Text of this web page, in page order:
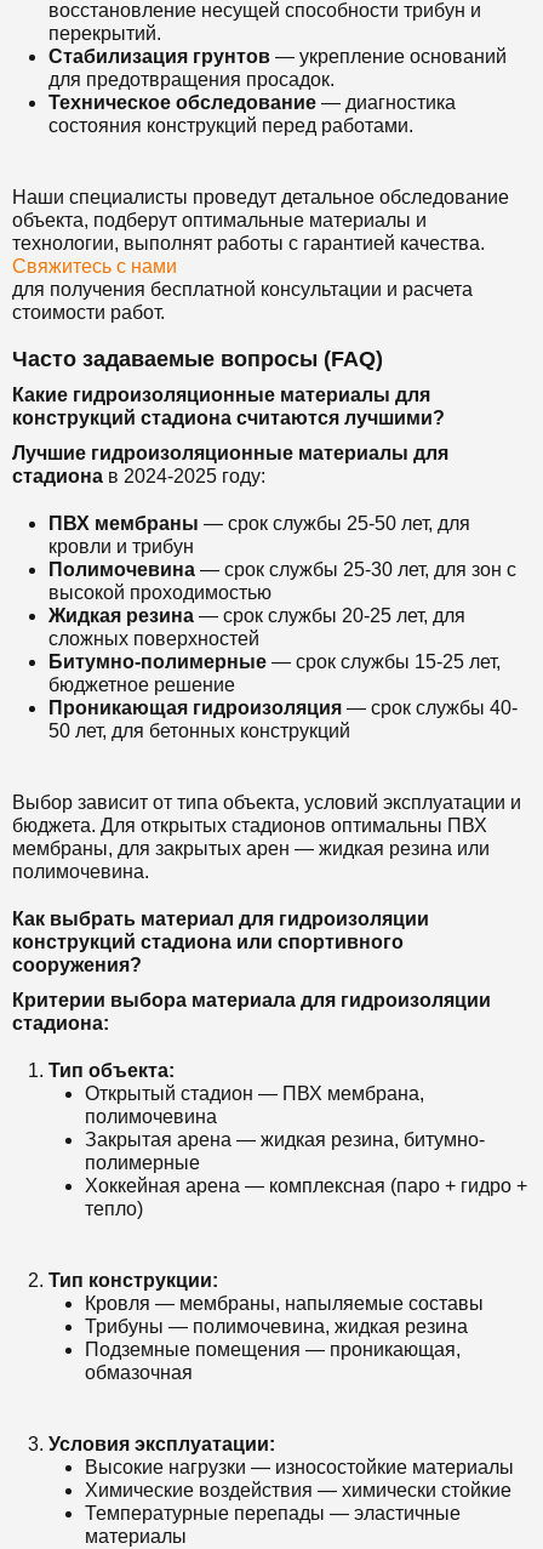
восстановление несущей способности трибун и
перекрытий.
Стабилизация грунтов — укрепление оснований
для предотвращения просадок.
Техническое обследование — диагностика
состояния конструкций перед работами.
Наши специалисты проведут детальное обследование
объекта, подберут оптимальные материалы и
технологии, выполнят работы с гарантией качества.
Свяжитесь с нами
для получения бесплатной консультации и расчета
стоимости работ.
Часто задаваемые вопросы (FAQ)
Какие гидроизоляционные материалы для
конструкций стадиона считаются лучшими?
Лучшие гидроизоляционные материалы для
стадиона в 2024-2025 году:
ПВХ мембраны — срок службы 25-50 лет, для
кровли и трибун
Полимочевина — срок службы 25-30 лет, для зон с
высокой проходимостью
Жидкая резина — срок службы 20-25 лет, для
сложных поверхностей
Битумно-полимерные — срок службы 15-25 лет,
бюджетное решение
Проникающая гидроизоляция — срок службы 40-
50 лет, для бетонных конструкций
Выбор зависит от типа объекта, условий эксплуатации и
бюджета. Для открытых стадионов оптимальны ПВХ
мембраны, для закрытых арен — жидкая резина или
полимочевина.
Как выбрать материал для гидроизоляции
конструкций стадиона или спортивного
сооружения?
Критерии выбора материала для гидроизоляции
стадиона:
Тип объекта:
Открытый стадион — ПВХ мембрана,
полимочевина
Закрытая арена — жидкая резина, битумно-
полимерные
Хоккейная арена — комплексная (паро + гидро +
тепло)
Тип конструкции:
Кровля — мембраны, напыляемые составы
Трибуны — полимочевина, жидкая резина
Подземные помещения — проникающая,
обмазочная
Условия эксплуатации:
Высокие нагрузки — износостойкие материалы
Химические воздействия — химически стойкие
Температурные перепады — эластичные
материалы